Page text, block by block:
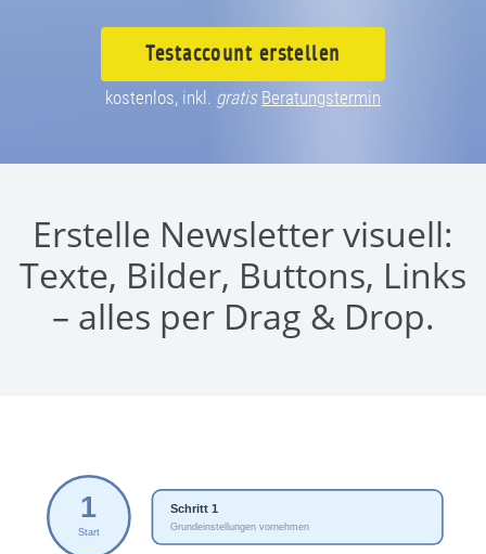
Testaccount erstellen
kostenlos, inkl. gratis Beratungstermin
Erstelle Newsletter visuell:
Texte, Bilder, Buttons, Links
– alles per Drag & Drop.